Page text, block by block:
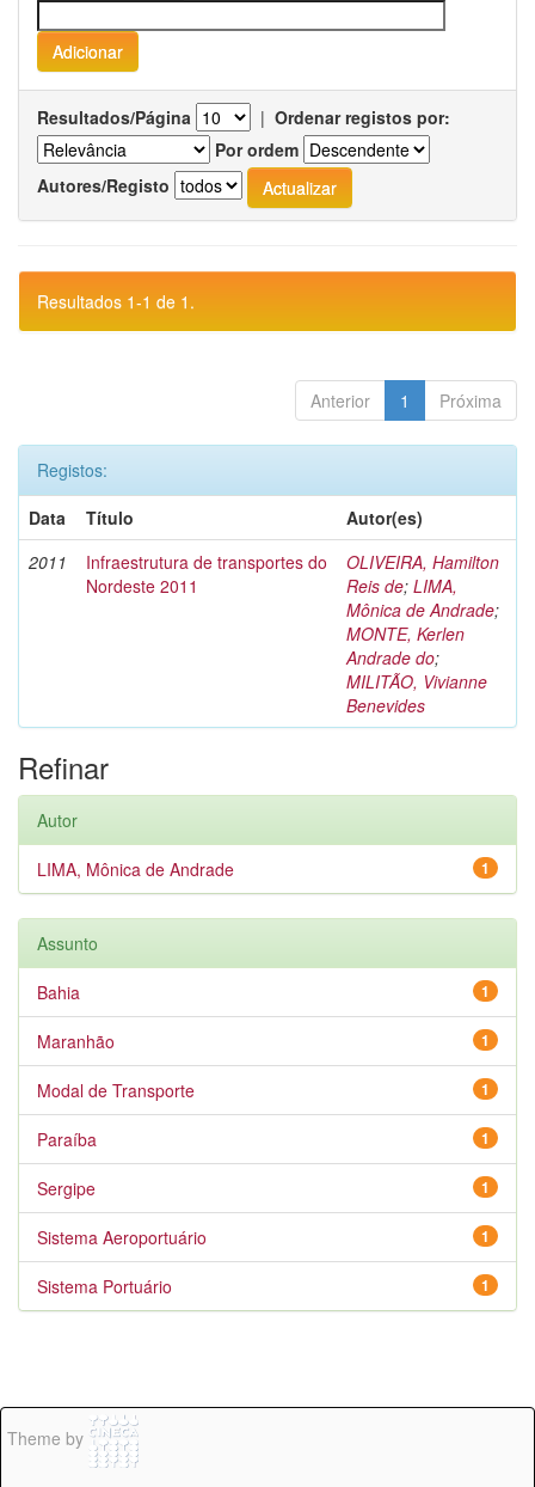
Resultados/Página | Ordenar registos por:
Por ordem
Autores/Registo
Resultados 1-1 de 1.
Anterior 1 Próxima
Registos:
Data
Título
Autor(es)
2011
Infraestrutura de transportes do
Nordeste 2011
OLIVEIRA, Hamilton
Reis de; LIMA,
Mônica de Andrade;
MONTE, Kerlen
Andrade do;
MILITÃO, Vivianne
Benevides
Refinar
Autor
1
LIMA, Mônica de Andrade
Assunto
1
Bahia
1
Maranhão
1
Modal de Transporte
1
Paraíba
1
Sergipe
1
Sistema Aeroportuário
1
Sistema Portuário
Theme by